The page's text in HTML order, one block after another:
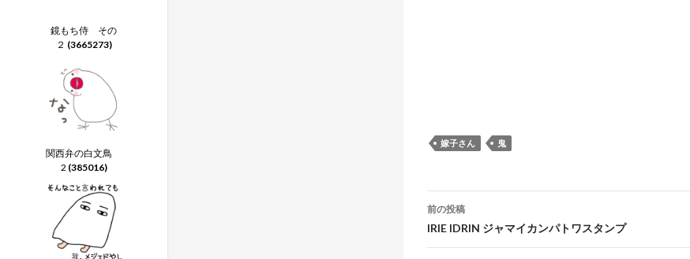
嫁子さん 鬼
前の投稿
IRIE IDRIN ジャマイカンパトワスタンプ
鏡もち侍 その
２ (3665273)
関西弁の白文鳥
2 (385016)